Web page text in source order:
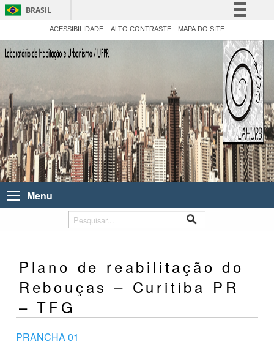
BRASIL
Simplifique!
Acesso à informação
Legislação
Canais
ACESSIBILIDADE ALTO CONTRASTE MAPA DO SITE
Menu
Plano de reabilitação do
Rebouças – Curitiba PR
– TFG
PRANCHA 01